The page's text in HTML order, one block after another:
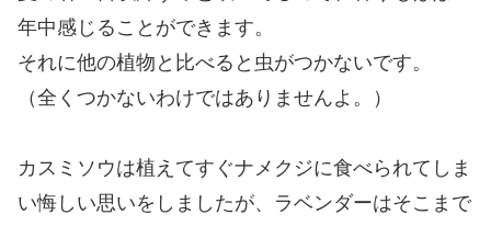
年中感じることができます。
それに他の植物と比べると虫がつかないです。
（全くつかないわけではありませんよ。）
カスミソウは植えてすぐナメクジに食べられてしま
い悔しい思いをしましたが、ラベンダーはそこまで